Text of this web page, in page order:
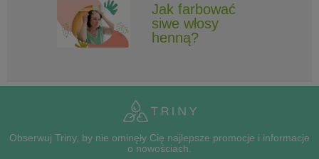
Jak farbować
siwe włosy
henną?
Obserwuj Triny, by nie ominęły Cię najlepsze promocje i informacje
o nowościach.